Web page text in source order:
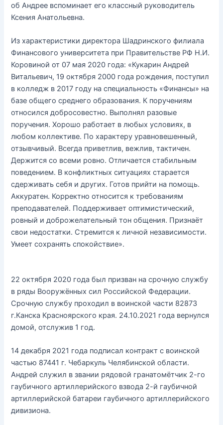
об Андрее вспоминает его классный руководитель
Ксения Анатольевна.
Из характеристики директора Шадринского филиала
Финансового университета при Правительстве РФ Н.И.
Коровиной от 07 мая 2020 года: «Кукарин Андрей
Витальевич, 19 октября 2000 года рождения, поступил
в колледж в 2017 году на специальность «Финансы» на
базе общего среднего образования. К поручениям
относился добросовестно. Выполнял разовые
поручения. Хорошо работает в любых условиях, в
любом коллективе. По характеру уравновешенный,
отзывчивый. Всегда приветлив, вежлив, тактичен.
Держится со всеми ровно. Отличается стабильным
поведением. В конфликтных ситуациях старается
сдерживать себя и других. Готов прийти на помощь.
Аккуратен. Корректно относится к требованиям
преподавателей. Поддерживает оптимистический,
ровный и доброжелательный тон общения. Признаёт
свои недостатки. Стремится к личной независимости.
Умеет сохранять спокойствие».
22 октября 2020 года был призван на срочную службу
в ряды Вооружённых сил Российской Федерации.
Срочную службу проходил в воинской части 82873
г.Канска Красноярского края. 24.10.2021 года вернулся
домой, отслужив 1 год.
14 декабря 2021 года подписал контракт с воинской
частью 87441 г. Чебаркуль Челябинской области.
Андрей служил в звании рядовой гранатомётчик 2-го
гаубичного артиллерийского взвода 2-й гаубичной
артиллерийской батареи гаубичного артиллерийского
дивизиона.